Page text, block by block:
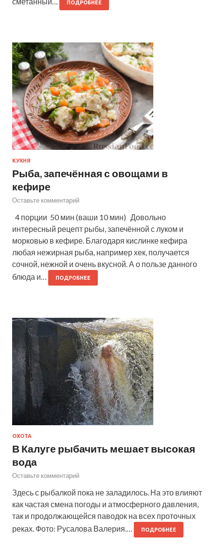
ПОДРОБНЕЕ
КУХНЯ
Рыба, запечённая с овощами в
кефире
Оставьте комментарий
4 порции 50 мин (ваши 10 мин) Довольно
интересный рецепт рыбы, запечённой с луком и
морковью в кефире. Благодаря кислинке кефира
любая нежирная рыба, например хек, получается
сочной, нежной и очень вкусной. А о пользе данного
блюда и…
ПОДРОБНЕЕ
ОХОТА
В Калуге рыбачить мешает высокая
вода
Оставьте комментарий
Здесь с рыбалкой пока не заладилось. На это влияют
как частая смена погоды и атмосферного давления,
так и продолжающейся паводок на всех проточных
реках. Фото: Русалова Валерия.…
ПОДРОБНЕЕ